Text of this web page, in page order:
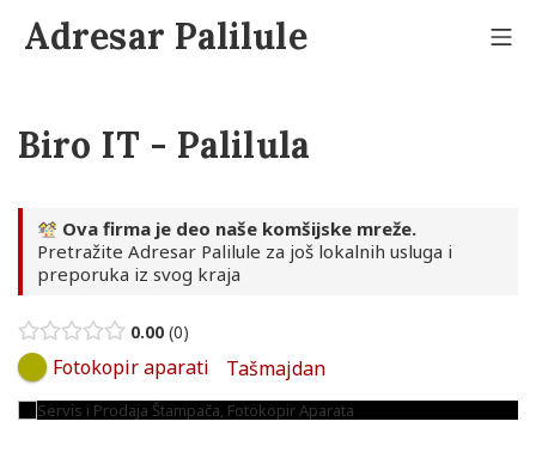
content
Adresar Palilule
Biro IT - Palilula
Ova firma je deo naše komšijske mreže.
Pretražite Adresar Palilule za još lokalnih usluga i
preporuka iz svog kraja
0.00 0
Fotokopir aparati Tašmajdan